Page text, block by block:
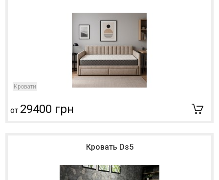
Кровати
от 29400 грн
Кровать Ds5